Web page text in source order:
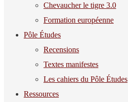
Chevaucher le tigre 3.0
Formation européenne
Pôle Études
Recensions
Textes manifestes
Les cahiers du Pôle Études
Ressources